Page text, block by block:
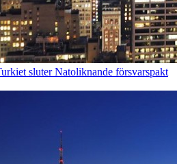
sluter Natoliknande försvarspakt